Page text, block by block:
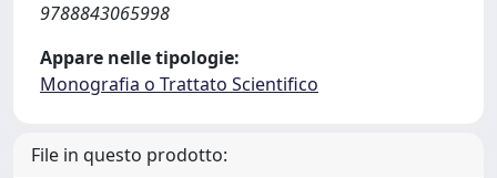
9788843065998
Appare nelle tipologie:
Monografia o Trattato Scientifico
File in questo prodotto: